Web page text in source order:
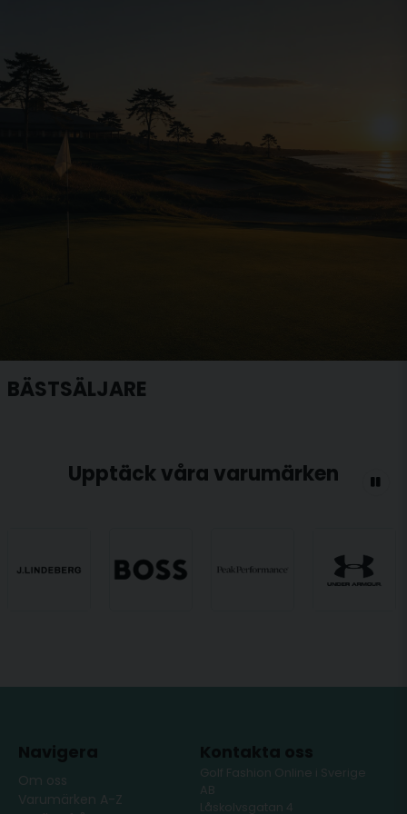
BÄSTSÄLJARE
Upptäck våra varumärken
Om oss
Varumärken A-Z
Golf Fashion Online i Sverige
AB
Låskolvsgatan 4